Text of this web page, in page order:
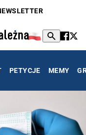
PETYCJE MEMY